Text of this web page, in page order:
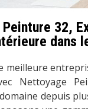
32,
dans
meilleure
Nettoyage
depuis